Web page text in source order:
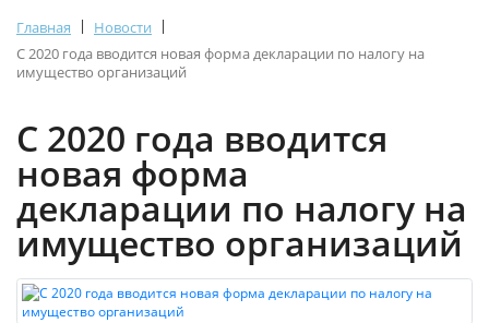
Главная | Новости
|
С 2020 года вводится новая форма декларации по налогу на
имущество организаций
С 2020 года вводится
новая форма
декларации по налогу на
имущество организаций